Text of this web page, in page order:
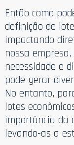
Então como
definição de
impactando
nossa
necessidade e
pode gerar
No entanto,
lotes
importância da
levando-as a